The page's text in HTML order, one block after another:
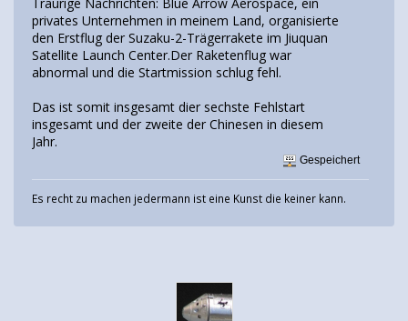
privates Unternehmen in meinem Land, organisierte
den Erstflug der Suzaku-2-Trägerrakete im Jiuquan
Satellite Launch Center.Der Raketenflug war
abnormal und die Startmission schlug fehl.
Das ist somit insgesamt dier sechste Fehlstart
insgesamt und der zweite der Chinesen in diesem
Jahr.
Gespeichert
Es recht zu machen jedermann ist eine Kunst die keiner kann.